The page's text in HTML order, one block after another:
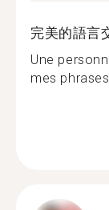
完美的語言
Une
mes